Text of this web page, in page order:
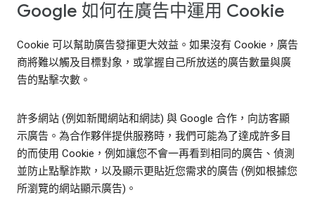
Google 如何在廣告中運用 Cookie
Cookie 可以幫助廣告發揮更大效益。如果沒有 Cookie，廣告
商將難以觸及目標對象，或掌握自己所放送的廣告數量與廣
告的點擊次數。
許多網站 (例如新聞網站和網誌) 與 Google 合作，向訪客顯
示廣告。為合作夥伴提供服務時，我們可能為了達成許多目
的而使用 Cookie，例如讓您不會一再看到相同的廣告、偵測
並防止點擊詐欺，以及顯示更貼近您需求的廣告 (例如根據您
所瀏覽的網站顯示廣告)。